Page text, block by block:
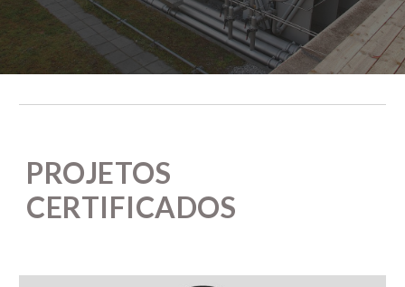
PROJETOS
CERTIFICADOS